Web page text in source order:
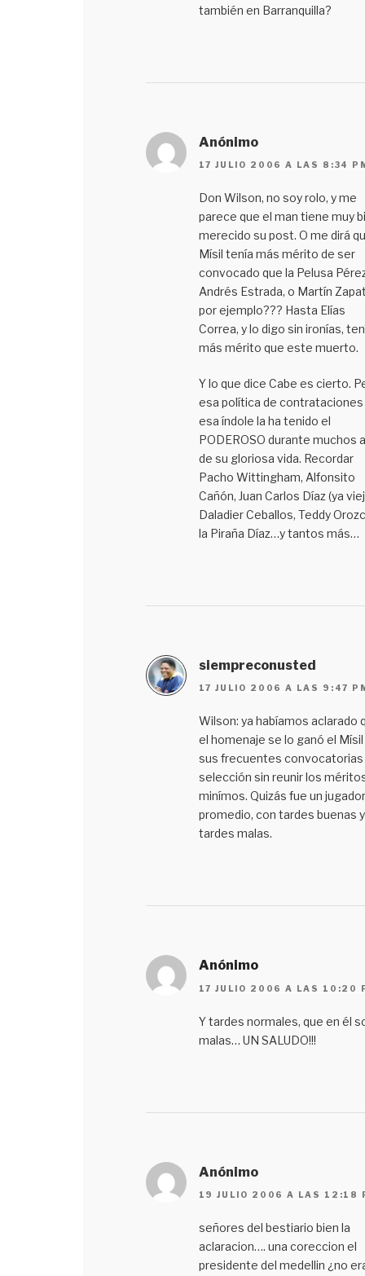
también en Barranquilla?
Anónimo
17 JULIO 2006 A LAS 8:34
Don Wilson, no soy rolo, y me
parece que el man tiene muy
merecido su post. O me dirá
Mísil tenía más mérito de ser
convocado que la Pelusa
Andrés Estrada, o Martín
por ejemplo??? Hasta Elías
Correa, y lo digo sin ironías,
más mérito que este muerto.
Y lo que dice Cabe es cierto.
esa política de contrataciones
esa índole la ha tenido el
PODEROSO durante muchos
de su gloriosa vida. Recordar
Pacho Wittingham, Alfonsito
Cañón, Juan Carlos Díaz (ya
Daladier Ceballos, Teddy
la Piraña Díaz…y tantos más…
siempreconusted
17 JULIO 2006 A LAS 9:47
Wilson: ya habíamos aclarado
el homenaje se lo ganó el
sus frecuentes convocatorias
selección sin reunir los
minímos. Quizás fue un jugador
promedio, con tardes buenas y
tardes malas.
Anónimo
17 JULIO 2006 A LAS 10:20
Y tardes normales, que en él
malas… UN SALUDO!!!
Anónimo
19 JULIO 2006 A LAS 12:18
señores del bestiario bien la
aclaracion…. una coreccion el
presidente del medellin ¿no